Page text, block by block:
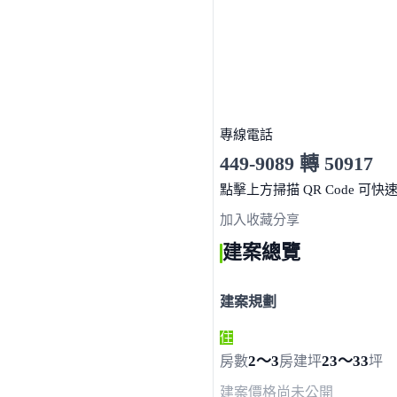
專線電話
449-9089 轉 50917
服務時間 10:00～19:00
點擊上方掃描 QR Code 可快
加入收藏分享
建案總覽
建案規劃
住
房數2～3房建坪23～33坪
建案價格尚未公開